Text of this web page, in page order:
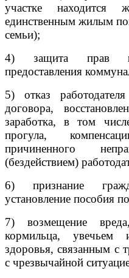
участке находится
единственным жилым
семьи);
4) защита прав
предоставления
5) отказ
договора,
заработка, в том
прогула,
причиненного
(бездействием)
6) признание
установление пособия
7) возмещение
кормильца, увечьем
здоровья, связанным с
с чрезвычайной